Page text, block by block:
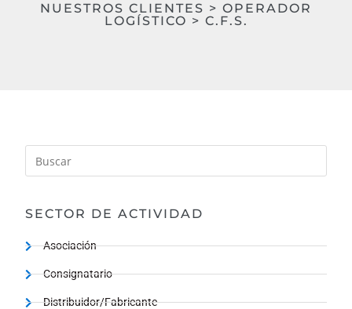
NUESTROS CLIENTES > OPERADOR
LOGÍSTICO > C.F.S.
SECTOR DE ACTIVIDAD
Asociación
Consignatario
Distribuidor/Fabricante